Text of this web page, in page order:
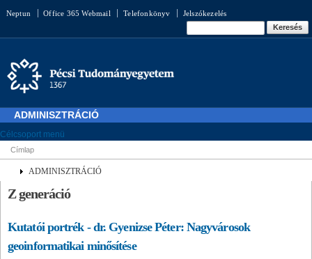
Neptun Office 365 Webmail Telefonkönyv Jelszókezelés
Keresés
ADMINISZTRÁCIÓ
Célcsoport menü
Jelenlegi hely
Címlap
ADMINISZTRÁCIÓ
Z generáció
Kutatói portrék - dr. Gyenizse Péter: Nagyvárosok
geoinformatikai minősítése